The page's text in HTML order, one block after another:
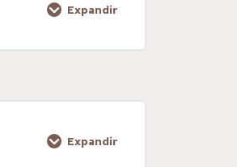
Expandir
Expandir